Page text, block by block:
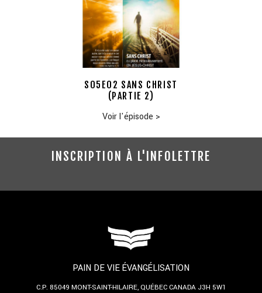
S05E02 SANS CHRIST
(PARTIE 2)
Voir l'épisode >
INSCRIPTION À L'INFOLETTRE
PAIN DE VIE ÉVANGÉLISATION
C.P. 85049 MONT-SAINT-HILAIRE, QUÉBECCANADA J3H 5W1